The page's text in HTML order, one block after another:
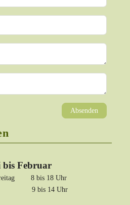
Absenden
bis Februar
8 bis 18 Uhr
9 bis 14 Uhr